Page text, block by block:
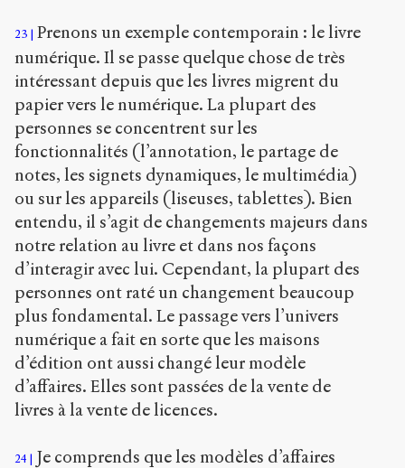
23
Prenons un exemple contemporain : le livre
numérique. Il se passe quelque chose de très
intéressant depuis que les livres migrent du
papier vers le numérique. La plupart des
personnes se concentrent sur les
fonctionnalités (l’annotation, le partage de
notes, les signets dynamiques, le multimédia)
ou sur les appareils (liseuses, tablettes). Bien
entendu, il s’agit de changements majeurs dans
notre relation au livre et dans nos façons
d’interagir avec lui. Cependant, la plupart des
personnes ont raté un changement beaucoup
plus fondamental. Le passage vers l’univers
numérique a fait en sorte que les maisons
d’édition ont aussi changé leur modèle
d’affaires. Elles sont passées de la vente de
livres à la vente de licences.
24
Je comprends que les modèles d’affaires